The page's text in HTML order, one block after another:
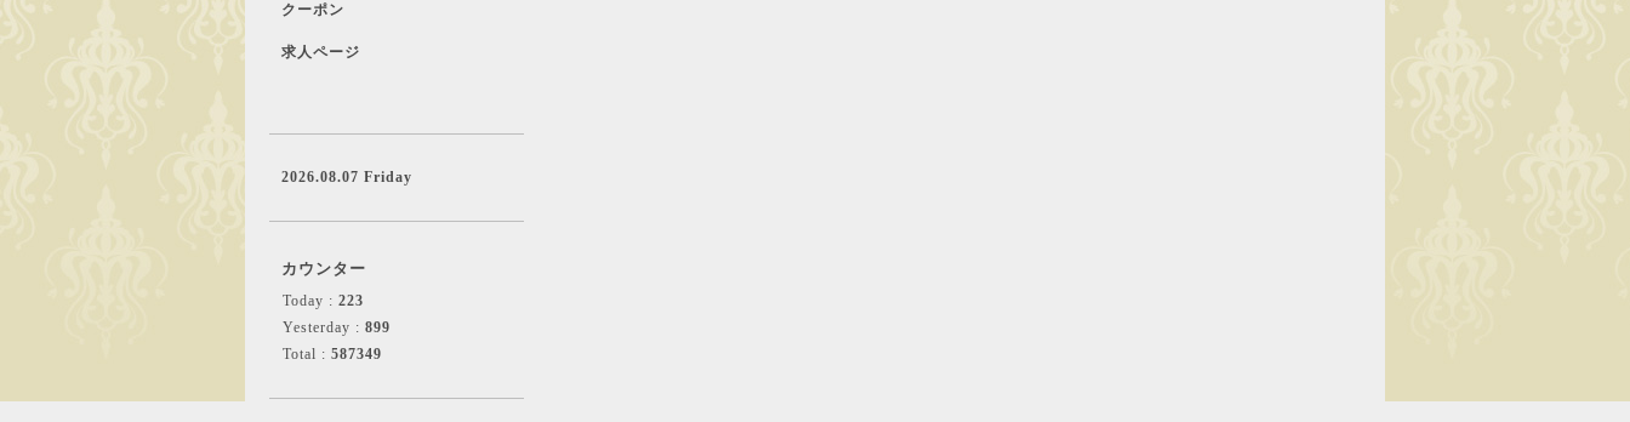
クーポン
求人ページ
2026.08.07 Friday
カウンター
Today : 223
Yesterday : 899
Total : 587349